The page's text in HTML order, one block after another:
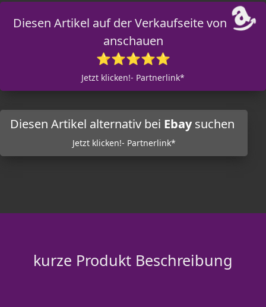
Diesen Artikel auf der Verkaufseite von
anschauen
⭐⭐⭐⭐⭐
Jetzt klicken!- Partnerlink*
Diesen Artikel alternativ bei Ebaysuchen
Jetzt klicken!- Partnerlink*
kurze Produkt Beschreibung